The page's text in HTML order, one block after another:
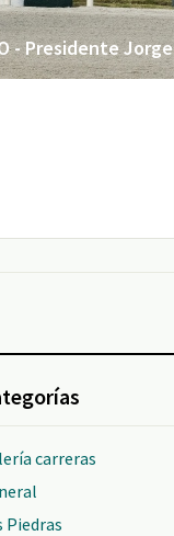
- Presidente Jorge
carreras
Piedras